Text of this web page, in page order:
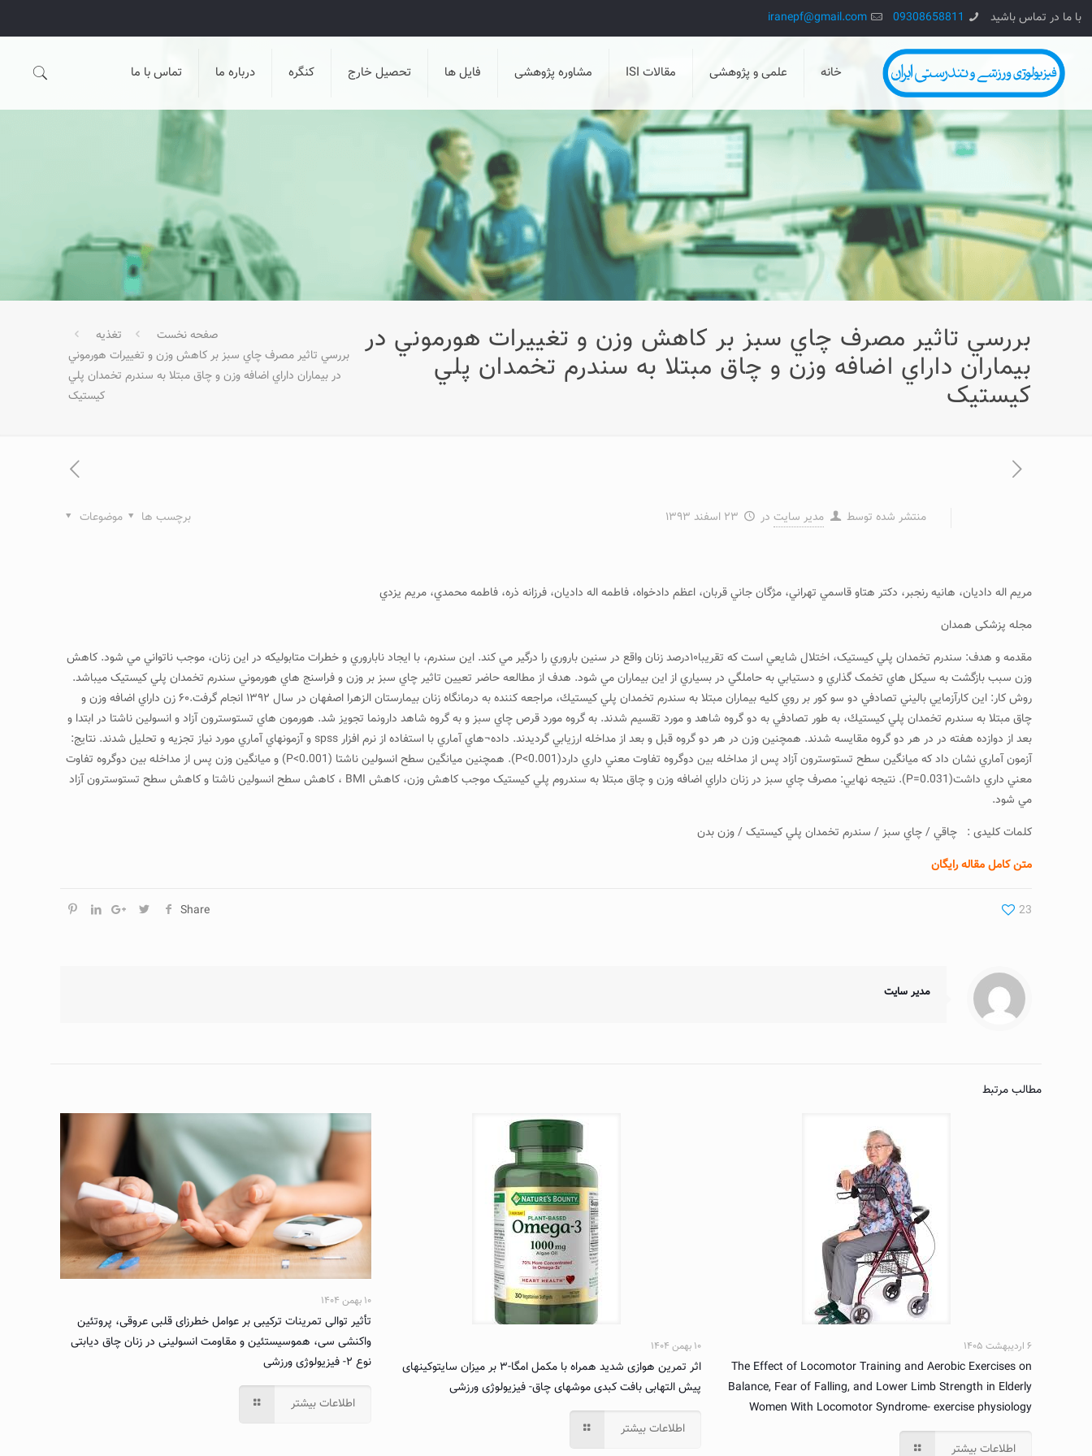
با ما در تماس باشید 09308658811
iranepf@gmail.com
خانه علمی و پژوهشی مقالات ISI مشاوره پژوهشی فایل ها تحصیل خارج کنگره درباره ما تماس با ما
بررسي تاثير مصرف چاي سبز بر کاهش وزن و تغييرات هورموني در
بيماران داراي اضافه وزن و چاق مبتلا به سندرم تخمدان پلي
کيستيک
صفحه نخست
تغذیه
بررسي تاثير مصرف چاي سبز بر کاهش وزن و تغييرات هورموني
در بيماران داراي اضافه وزن و چاق مبتلا به سندرم تخمدان پلي
کيستيک
منتشر شده توسط مدیر سایت در ۲۳ اسفند ۱۳۹۳ موضوعات برچسب ها
مريم اله داديان، هانيه رنجبر، دکتر هتاو قاسمي تهراني، مژگان جاني قربان، اعظم دادخواه، فاطمه اله داديان، فرزانه ذره، فاطمه محمدي، مريم يزدي
مجله پزشکی همدان
مقدمه و هدف: سندرم تخمدان پلي کيستيک، اختلال شايعي است که تقريبا۱۰درصد زنان واقع در سنين باروري را درگير مي کند. اين سندرم، با ايجاد ناباروري و خطرات متابوليکه در اين زنان، موجب ناتواني مي شود. کاهش
وزن سبب بازگشت به سيکل هاي تخمک گذاري و دستيابي به حاملگي در بسياري از اين بيماران مي شود. هدف از مطالعه حاضر تعيين تاثير چاي سبز بر وزن و فراسنج هاي هورموني سندرم تخمدان پلي کيستيک ميباشد.
روش کار: اين كارآزمايي باليني تصادفي دو سو كور بر روي كليه بيماران مبتلا به سندرم تخمدان پلي كيستيك، مراجعه كننده به درمانگاه زنان بيمارستان الزهرا اصفهان در سال ۱۳۹۲ انجام گرفت.۶۰ زن داراي اضافه وزن و
چاق مبتلا به سندرم تخمدان پلي كيستيك، به طور تصادفي به دو گروه شاهد و مورد تقسيم شدند. به گروه مورد قرص چاي سبز و به گروه شاهد دارونما تجويز شد. هورمون هاي تستوسترون آزاد و انسولين ناشتا در ابتدا و
بعد از دوازده هفته در در هر دو گروه مقايسه شدند. همچنين وزن در هر دو گروه قبل و بعد از مداخله ارزيابي گرديدند. داده¬هاي آماري با استفاده از نرم افزار spss و آزمونهاي آماري مورد نياز تجزيه و تحليل شدند. نتايج:
آزمون آماري نشان داد که ميانگين سطح تستوسترون آزاد پس از مداخله بين دوگروه تفاوت معني داري دارد(P<0.001). همچنين ميانگين سطح انسولين ناشتا (P<0.001) و ميانگين وزن پس از مداخله بين دوگروه تفاوت
معني داري داشت(P=0.031). نتيجه نهايي: مصرف چاي سبز در زنان داراي اضافه وزن و چاق مبتلا به سندروم پلي کيستيک موجب کاهش وزن، کاهش BMI ، کاهش سطح انسولين ناشتا و کاهش سطح تستوسترون آزاد
مي شود.
کلمات کلیدی : چاقي / چاي سبز / سندرم تخمدان پلي کيستيک / وزن بدن
متن کامل مقاله رایگان
Share 23
مدیر سایت
مطالب مرتبط
۶ اردیبهشت ۱۴۰۵
The Effect of Locomotor Training and Aerobic Exercises on
Balance, Fear of Falling, and Lower Limb Strength in Elderly
Women With Locomotor Syndrome- exercise physiology
اطلاعات بیشتر
۱۰ بهمن ۱۴۰۴
اثر تمرین هوازی شدید همراه با مکمل امگا-۳ بر میزان سایتوکینهای
پیش التهابی بافت کبدی موشهای چاق- فیزیولوژی ورزشی
اطلاعات بیشتر
۱۰ بهمن ۱۴۰۴
تأثیر توالی تمرینات ترکیبی بر عوامل خطرزای قلبی عروقی، پروتئین
واکنشی سی، هموسیستئین و مقاومت انسولینی در زنان چاق دیابتی
نوع ۲- فیزیولوژی ورزشی
اطلاعات بیشتر